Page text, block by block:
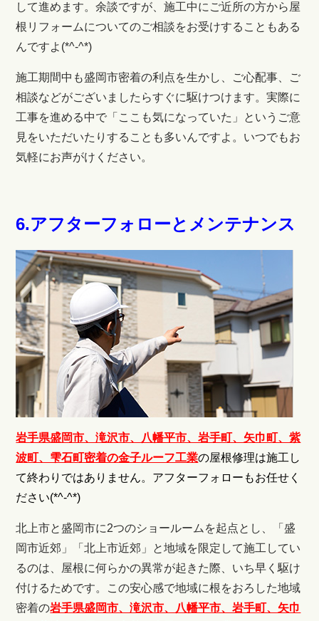
して進めます。余談ですが、施工中にご近所の方から屋
根リフォームについてのご相談をお受けすることもある
んですよ(*^-^*)
施工期間中も盛岡市密着の利点を生かし、ご心配事、ご
相談などがございましたらすぐに駆けつけます。実際に
工事を進める中で「ここも気になっていた」というご意
見をいただいたりすることも多いんですよ。いつでもお
気軽にお声がけください。
6.アフターフォローとメンテナンス
岩手県盛岡市、滝沢市、八幡平市、岩手町、矢巾町、紫
波町、雫石町密着の金子ルーフ工業の屋根修理は施工し
て終わりではありません。アフターフォローもお任せく
ださい(*^-^*)
北上市と盛岡市に2つのショールームを起点とし、「盛
岡市近郊」「北上市近郊」と地域を限定して施工してい
るのは、屋根に何らかの異常が起きた際、いち早く駆け
付けるためです。この安心感で地域に根をおろした地域
密着の岩手県盛岡市、滝沢市、八幡平市、岩手町、矢巾